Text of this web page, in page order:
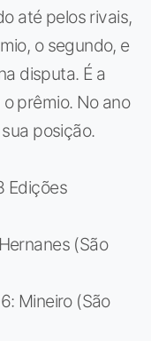
até pelos rivais,
o segundo, e
disputa. É a
prêmio. No ano
posição.
Edições
(São
Mineiro (São